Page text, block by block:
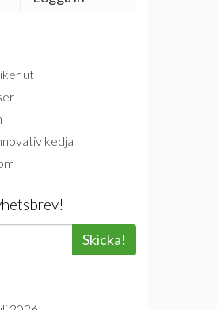
ut
kedja
Skicka!